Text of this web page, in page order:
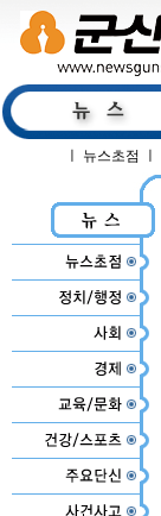
뉴스초점